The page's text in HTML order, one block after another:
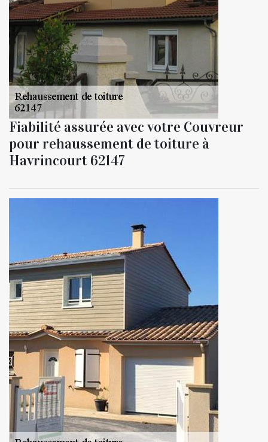
Fiabilité assurée avec votre Couvreur
pour rehaussement de toiture à
Havrincourt 62147